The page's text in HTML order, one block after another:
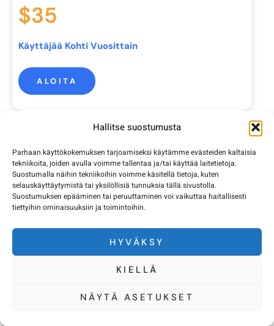
Hallitse suostumusta
Parhaan käyttökokemuksen tarjoamiseksi käytämme evästeiden kaltaisia
tekniikoita, joiden avulla voimme tallentaa ja/tai käyttää laitetietoja.
Suostumalla näihin tekniikoihin voimme käsitellä tietoja, kuten
selauskäyttäytymistä tai yksilöllisiä tunnuksia tällä sivustolla.
Suostumuksen epääminen tai peruuttaminen voi vaikuttaa haitallisesti
tiettyihin ominaisuuksiin ja toimintoihin.
HYVÄKSY
KIELLÄ
NÄYTÄ ASETUKSET
$35
Käyttäjää Kohti Vuosittain
ALOITA
Enintään 15 Käyttäjää
$30
Käyttäjää Kohti Vuosittain